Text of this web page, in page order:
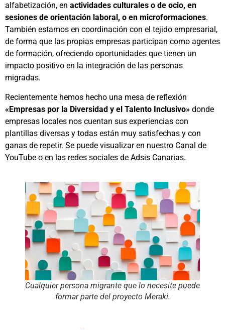
alfabetización, en actividades culturales o de ocio, en
sesiones de orientación laboral, o en microformaciones.
También estamos en coordinación con el tejido empresarial,
de forma que las propias empresas participan como agentes
de formación, ofreciendo oportunidades que tienen un
impacto positivo en la integración de las personas
migradas.
Recientemente hemos hecho una mesa de reflexión
«Empresas por la Diversidad y el Talento Inclusivo» donde
empresas locales nos cuentan sus experiencias con
plantillas diversas y todas están muy satisfechas y con
ganas de repetir. Se puede visualizar en nuestro Canal de
YouTube o en las redes sociales de Adsis Canarias.
Cualquier persona migrante que lo necesite puede
formar parte del proyecto Meraki.